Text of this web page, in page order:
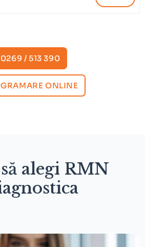
0269 / 513 390
ONLINE
alegi RMN